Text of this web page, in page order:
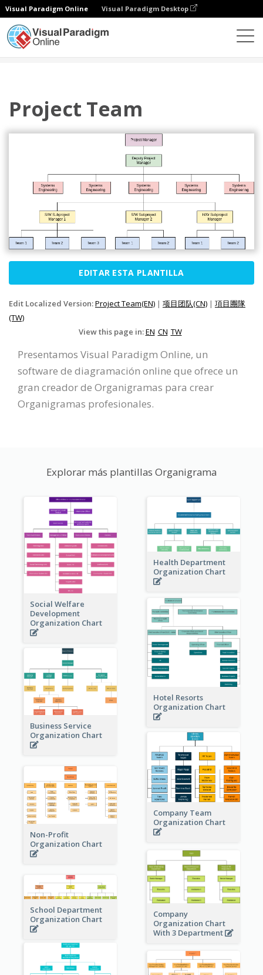
Visual Paradigm Online Visual Paradigm Desktop
Project Team
EDITAR ESTA PLANTILLA
Edit Localized Version:Project Team(EN) | 项目团队(CN) | 項目團隊
(TW)
View this page in:EN CN TW
Presentamos Visual Paradigm Online, un
software de diagramación online que ofrece un
gran creador de Organigramas para crear
Organigramas profesionales.
Explorar más plantillas Organigrama
Social Welfare
Development
Organization Chart
Health Department
Organization Chart
Hotel Resorts
Organization Chart
Business Service
Organization Chart
Company Team
Organization Chart
Non-Profit
Organization Chart
Company
Organization Chart
With 3 Department
School Department
Organization Chart